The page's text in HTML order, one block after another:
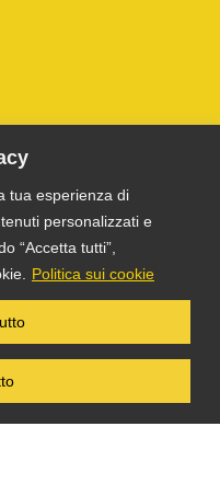
tua esperienza di
personalizzati e
“Accetta tutti”,
Politica sui cookie
P. IVA
2025 TUTTI I